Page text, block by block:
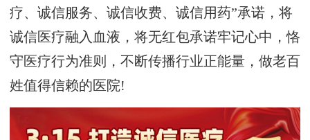
疗、诚信服务、诚信收费、诚信用药”承诺，将
诚信医疗融入血液，将无红包承诺牢记心中，恪
守医疗行为准则，不断传播行业正能量，做老百
姓值得信赖的医院!